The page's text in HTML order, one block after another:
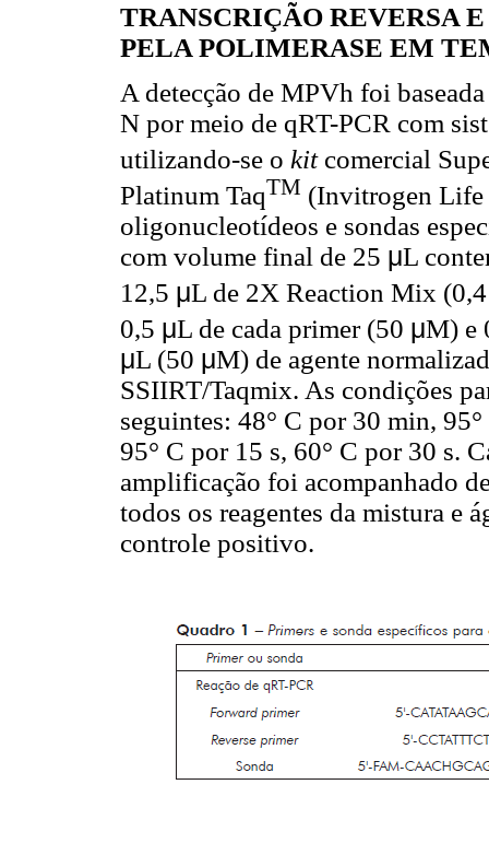
TRANSCRIÇÃO REVERSA
PELA POLIMERASE EM
A detecção de MPVh foi
N por meio de qRT-PCR com
utilizando-se o kit comercial
Platinum TaqTM (Invitrogen Life
oligonucleotídeos e sondas
com volume final de 25 μL
12,5 μL de 2X Reaction Mix
0,5 μL de cada primer (50 μM) e
μL (50 μM) de agente
SSIIRT/Taqmix. As condições
seguintes: 48° C por 30 min,
95° C por 15 s, 60° C por 30 s.
amplificação foi acompanhado
todos os reagentes da mistura e
controle positivo.